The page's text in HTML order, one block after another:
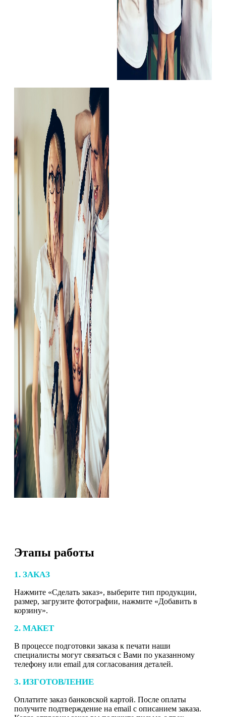
Этапы работы
1. ЗАКАЗ
Нажмите «Сделать заказ», выберите тип продукции,
размер, загрузите фотографии, нажмите «Добавить в
корзину».
2. МАКЕТ
В процессе подготовки заказа к печати наши
специалисты могут связаться с Вами по указанному
телефону или email для согласования деталей.
3. ИЗГОТОВЛЕНИЕ
Оплатите заказ банковской картой. После оплаты
получите подтверждение на email с описанием заказа.